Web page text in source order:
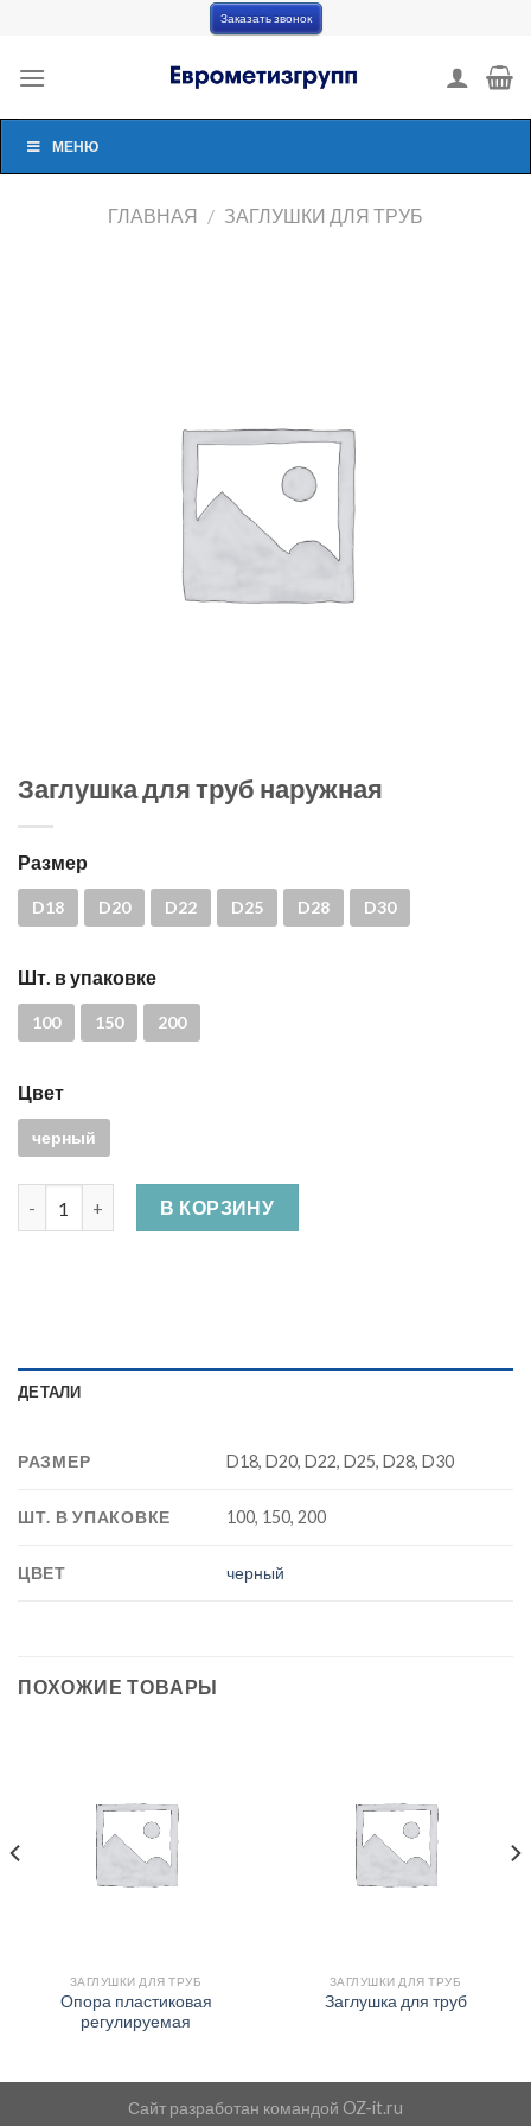
content
Заказать звонок
МЕНЮ
ГЛАВНАЯ / ЗАГЛУШКИ ДЛЯ ТРУБ
Заглушка для труб наружная
Размер
D18 D20 D22 D25 D28 D30
Шт. в упаковке
100 150 200
Цвет
черный
Количество Заглушка для труб наружная
В КОРЗИНУ
ДЕТАЛИ
РАЗМЕР D18, D20, D22, D25, D28, D30
ШТ. В УПАКОВКЕ 100, 150, 200
ЦВЕТ черный
ПОХОЖИЕ ТОВАРЫ
ЗАГЛУШКИ ДЛЯ ТРУБ
Опора пластиковая
регулируемая
ЗАГЛУШКИ ДЛЯ ТРУБ
Заглушка для труб
Сайт разработан командой OZ-it.ru